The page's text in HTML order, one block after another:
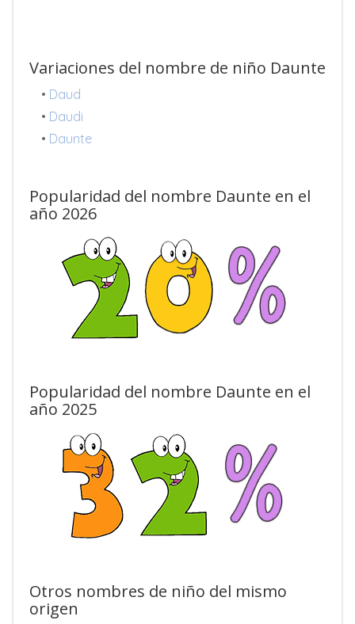
Variaciones del nombre de niño Daunte
• Daud
• Daudi
• Daunte
Popularidad del nombre Daunte en el
año 2026
Popularidad del nombre Daunte en el
año 2025
Otros nombres de niño del mismo
origen